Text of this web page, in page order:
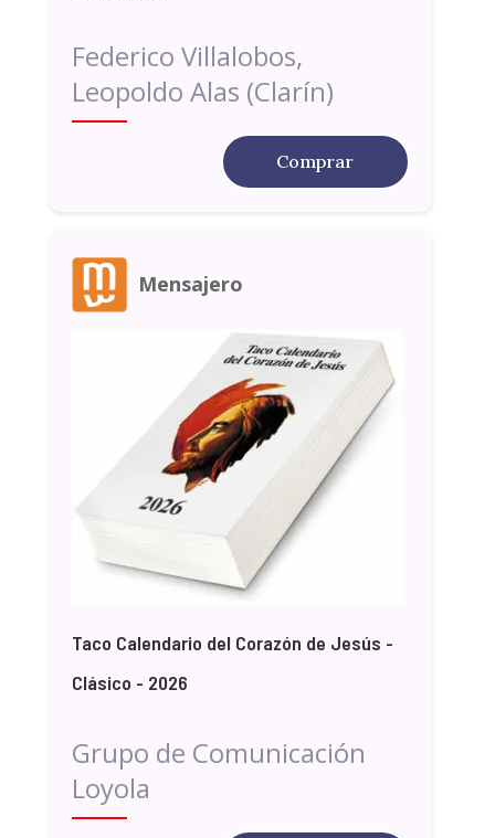
Federico Villalobos,
Leopoldo Alas (Clarín)
Comprar
Mensajero
Taco Calendario del Corazón de Jesús -
Clásico - 2026
Grupo de Comunicación
Loyola